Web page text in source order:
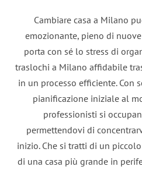
Cambiare casa a Milano
emozionante, pieno di
porta con sé lo stress di
traslochi a Milano affidabile
in un processo efficiente. Con
pianificazione iniziale al
professionisti si
permettendovi di
inizio. Che si tratti di un
di una casa più grande in